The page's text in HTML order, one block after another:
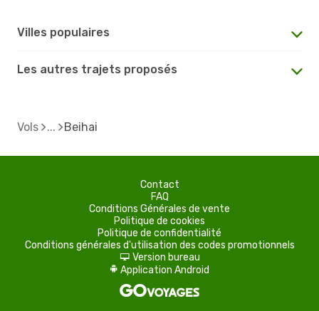
Villes populaires
Les autres trajets proposés
Vols Beihai
Contact
FAQ
Conditions Générales de vente
Politique de cookies
Politique de confidentialité
Conditions générales d'utilisation des codes promotionnels
d Version bureau
A Application Android